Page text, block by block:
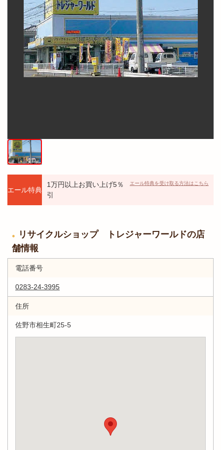
エール特典
1万円以上お買い上げ5％
引
エール特典を受け取る方法はこちら
リサイクルショップ トレジャーワールドの店
舗情報
電話番号
0283-24-3995
住所
佐野市相生町25-5